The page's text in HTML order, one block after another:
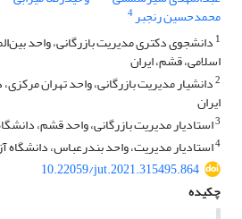
محمدحسین رنجبر4
1 دانشجوی دکتری مدیریت بازرگانی، واحد
اسلامی، قشم، ایران
2دانشیار مدیریت بازرگانی، واحد تهران مرکزی،
ایران
3استادیار مدیریت بازرگانی، واحد قشم،
4استادیار مدیریت، واحد بندرعباس، دانشگاه
10.22059/jut.2021.315495.864
چکیده